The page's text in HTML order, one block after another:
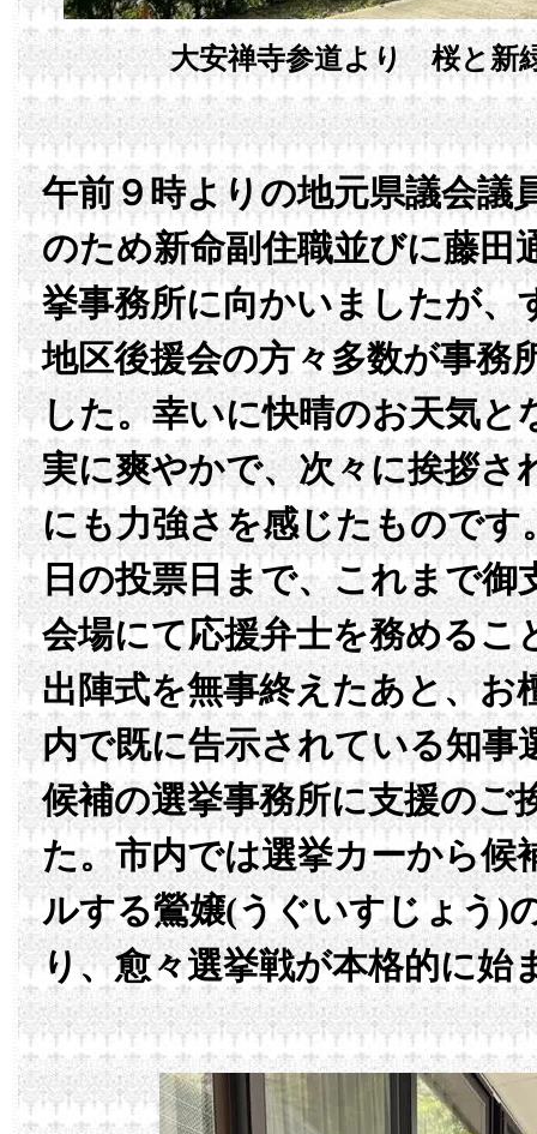
大安禅寺参道より 桜と新
午前９時よりの地元県議会議
のため新命副住職並びに藤田
挙事務所に向かいましたが、
地区後援会の方々多数が事務
した。幸いに快晴のお天気
実に爽やかで、次々に挨拶さ
にも力強さを感じたものです
日の投票日まで、これまで御
会場にて応援弁士を務めるこ
出陣式を無事終えたあと、お
内で既に告示されている知事
候補の選挙事務所に支援のご
た。市内では選挙カーから候
ルする鶯嬢(うぐいすじょう)
り、愈々選挙戦が本格的に始